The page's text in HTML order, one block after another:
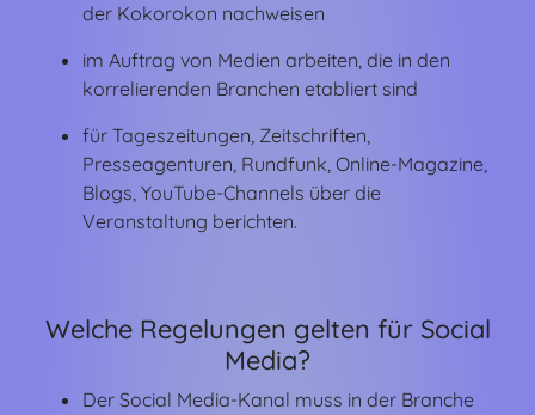
der Kokorokon nachweisen
im Auftrag von Medien arbeiten, die in den
korrelierenden Branchen etabliert sind
für Tageszeitungen, Zeitschriften,
Presseagenturen, Rundfunk, Online-Magazine,
Blogs, YouTube-Channels über die
Veranstaltung berichten.
Welche Regelungen gelten für Social
Media?
Der Social Media-Kanal muss in der Branche